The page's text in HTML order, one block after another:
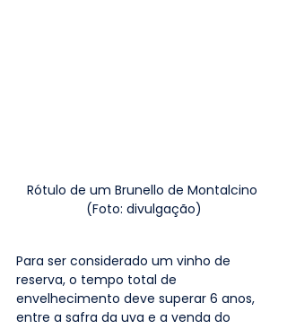
Rótulo de um Brunello de Montalcino
(Foto: divulgação)
Para ser considerado um vinho de
reserva, o tempo total de
envelhecimento deve superar 6 anos,
entre a safra da uva e a venda do